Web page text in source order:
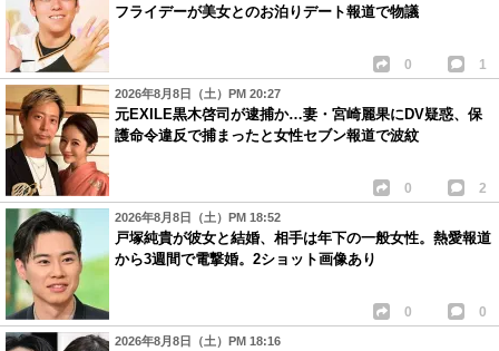
フライデーが美女とのお泊りデート報道で物議
0 1
2026年8月8日（土）PM 20:27
元EXILE黒木啓司が逮捕か…妻・宮崎麗果にDV疑惑、保
護命令違反で捕まったと女性セブン報道で波紋
0 2
2026年8月8日（土）PM 18:52
戸塚純貴が彼女と結婚、相手は年下の一般女性。熱愛報道
から3週間で電撃婚。2ショット画像あり
0 0
2026年8月8日（土）PM 18:16